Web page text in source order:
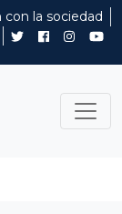
con la sociedad